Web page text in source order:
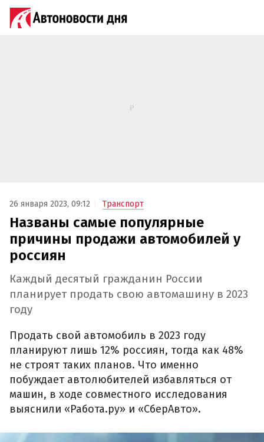
26 января 2023, 09:12 Транспорт
Названы самые популярные
причины продажи автомобилей у
россиян
Каждый десятый гражданин России
планирует продать свою автомашину в 2023
году
Продать свой автомобиль в 2023 году
планируют лишь 12% россиян, тогда как 48%
не строят таких планов. Что именно
побуждает автолюбителей избавляться от
машин, в ходе совместного исследования
выяснили «Работа.ру» и «СберАвто».